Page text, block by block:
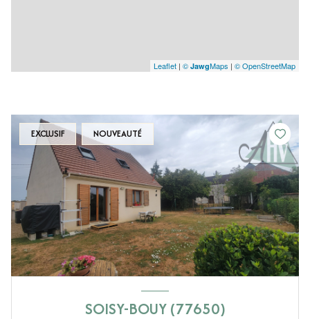
Leaflet | © JawgMaps | © OpenStreetMap
EXCLUSIF NOUVEAUTÉ
SOISY-BOUY (77650)